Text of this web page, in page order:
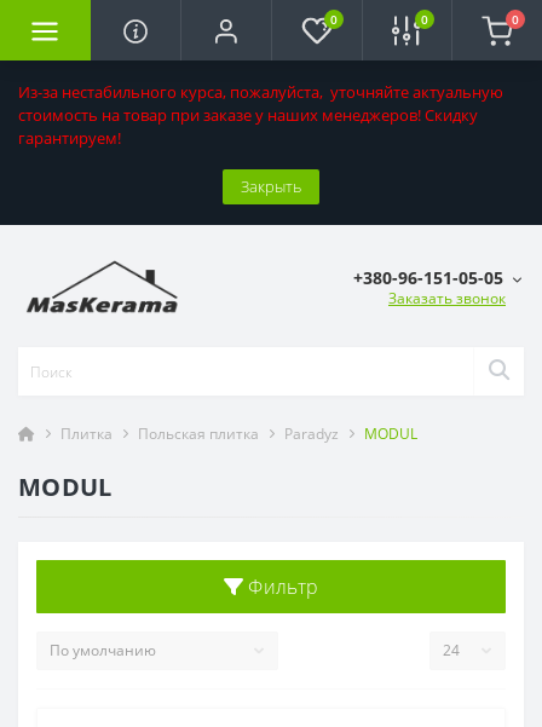
Из-за нестабильного курса, пожалуйста, уточняйте актуальную
стоимость на товар при заказе у наших менеджеров! Скидку
гарантируем!
Закрыть
0 0 0
+380-96-151-05-05
Заказать звонок
Плитка Польская плитка Paradyz MODUL
MODUL
Фильтр